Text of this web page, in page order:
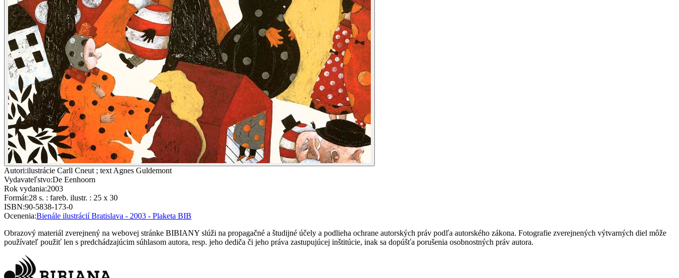
Autori:ilustrácie Carll Cneut ; text Agnes Guldemont
Vydavateľstvo:De Eenhoorn
Rok vydania:2003
Formát:28 s. : fareb. ilustr. : 25 x 30
ISBN:90-5838-173-0
Ocenenia:Bienále ilustrácií Bratislava - 2003 - Plaketa BIB
Obrazový materiál zverejnený na webovej stránke BIBIANY slúži na propagačné a študijné účely a podlieha ochrane autorských práv podľa autorského zákona. Fotografie zverejnených výtvarných diel môže
používateľ použiť len s predchádzajúcim súhlasom autora, resp. jeho dediča či jeho práva zastupujúcej inštitúcie, inak sa dopúšťa porušenia osobnostných práv autora.